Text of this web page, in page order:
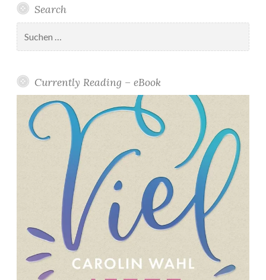
2
”
Search
nach:
Currently Reading – eBook